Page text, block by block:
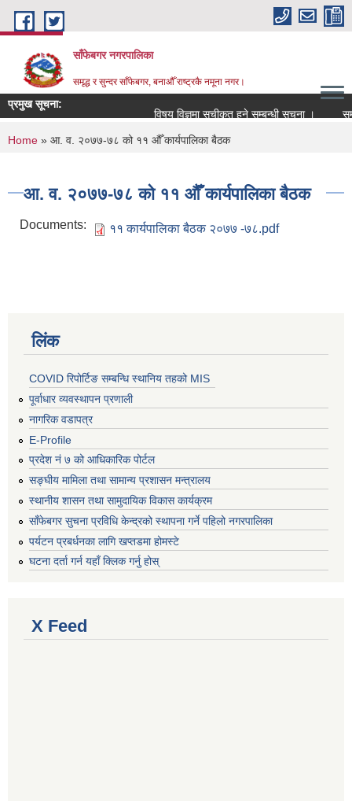
Skip to main content
साँफेबगर नगरपालिका
समृद्ध र सुन्दर साँफेबगर, बनाऔँ राष्ट्रकै नमूना नगर।
प्रमुख सूचना:
विषय विज्ञमा सुचीकृत हुने सम्बन्धी सूचना ।
You are here
Home » आ. व. २०७७-७८ को ११ औँ कार्यपालिका बैठक
आ. व. २०७७-७८ को ११ औँ कार्यपालिका बैठक
Documents: ११ कार्यपालिका बैठक २०७७ -७८.pdf
लिंक
COVID रिपोर्टिङ सम्बन्धि स्थानिय तहको MIS
पूर्वाधार व्यवस्थापन प्रणाली
नागरिक वडापत्र
E-Profile
प्रदेश नं ७ को आधिकारिक पोर्टल
सङ्घीय मामिला तथा सामान्य प्रशासन मन्त्रालय
स्थानीय शासन तथा सामुदायिक विकास कार्यक्रम
साँफेबगर सुचना प्रविधि केन्द्रको स्थापना गर्ने पहिलो नगरपालिका
पर्यटन प्रबर्धनका लागि खप्तडमा होमस्टे
घटना दर्ता गर्न यहाँ क्लिक गर्नु होस्
X Feed